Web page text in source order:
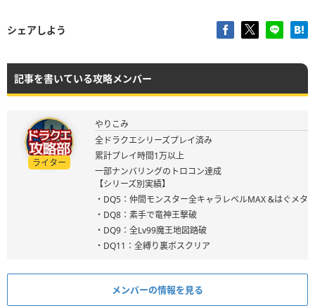
シェアしよう
記事を書いている攻略メンバー
ライター
やりこみ
全ドラクエシリーズプレイ済み
累計プレイ時間1万以上
一部ナンバリングのトロコン達成
【シリーズ別実績】
・DQ5：仲間モンスター全キャラレベルMAX &はぐメタ
・DQ8：素手で竜神王撃破
・DQ9：全Lv99魔王地図踏破
・DQ11：全縛り裏ボスクリア
メンバーの情報を見る